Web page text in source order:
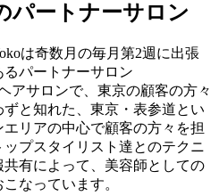
パートナーサロン
は奇数月の毎月第2週に出張
パートナーサロン
アサロンで、東京の顧客の方々
と知れた、東京・表参道とい
リアの中心で顧客の方々を担
プスタイリスト達とのテクニ
有によって、美容師としての
なっています。